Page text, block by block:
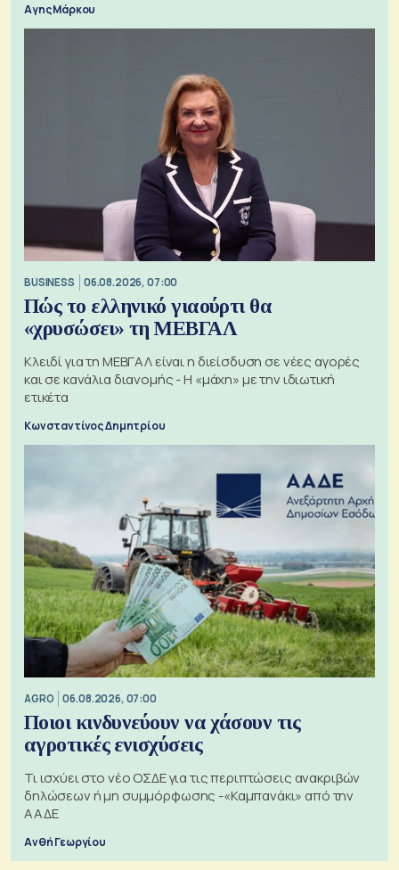
Αγης Μάρκου
BUSINESS 06.08.2026, 07:00
Πώς το ελληνικό γιαούρτι θα
«χρυσώσει» τη ΜΕΒΓΑΛ
Κλειδί για τη ΜΕΒΓΑΛ είναι η διείσδυση σε νέες αγορές
και σε κανάλια διανομής - Η «μάχη» με την ιδιωτική
ετικέτα
Κωνσταντίνος Δημητρίου
AGRO 06.08.2026, 07:00
Ποιοι κινδυνεύουν να χάσουν τις
αγροτικές ενισχύσεις
Τι ισχύει στο νέο ΟΣΔΕ για τις περιπτώσεις ανακριβών
δηλώσεων ή μη συμμόρφωσης -«Καμπανάκι» από την
ΑΑΔΕ
Ανθή Γεωργίου